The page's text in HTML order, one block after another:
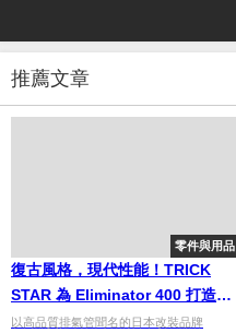
推薦文章
零件與用品
復古風格，現代性能！TRICK
STAR 為 Eliminator 400 打造專
屬全段排氣管
以高品質排氣管聞名的日本改裝品牌